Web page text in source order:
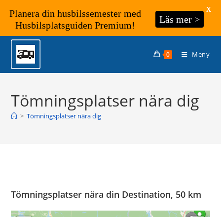
Hoppa
innehållet
0 Meny
Tömningsplatser nära dig
> Tömningsplatser nära dig
Tömningsplatser nära din Destination, 50 km
Planera din husbilssemester med
Husbilsplatsguiden Premium!
Läs mer >
X